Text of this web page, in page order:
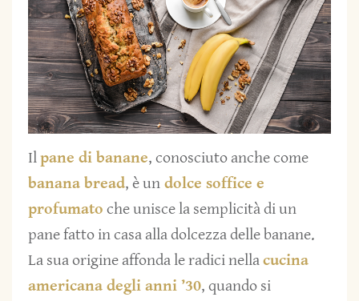
Ilpane di banane, conosciuto anche come
banana bread, è un dolce soffice e
profumato che unisce la semplicità di un
pane fatto in casa alla dolcezza delle banane.
La sua origine affonda le radici nellacucina
americana degli anni ’30, quando si